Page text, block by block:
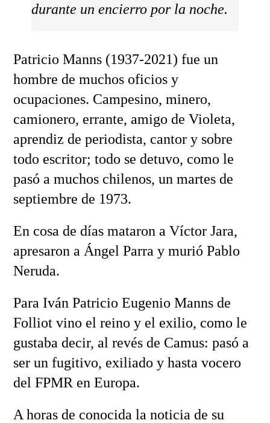
durante un encierro por la noche.
Patricio Manns (1937-2021) fue un
hombre de muchos oficios y
ocupaciones. Campesino, minero,
camionero, errante, amigo de Violeta,
aprendiz de periodista, cantor y sobre
todo escritor; todo se detuvo, como le
pasó a muchos chilenos, un martes de
septiembre de 1973.
En cosa de días mataron a Víctor Jara,
apresaron a Ángel Parra y murió Pablo
Neruda.
Para Iván Patricio Eugenio Manns de
Folliot vino el reino y el exilio, como le
gustaba decir, al revés de Camus: pasó a
ser un fugitivo, exiliado y hasta vocero
del FPMR en Europa.
A horas de conocida la noticia de su